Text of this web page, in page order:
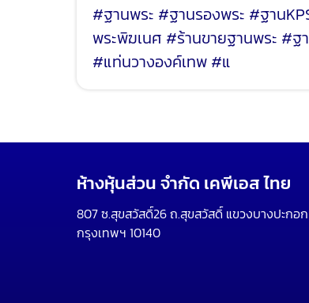
#ฐานพระ #ฐานรองพระ #ฐาน
พระพิฆเนศ #ร้านขายฐานพระ #
#แท่นวางองค์เทพ #แ
ห้างหุ้นส่วน จำกัด เคพีเอส ไทย
807 ซ.สุขสวัสดิ์26 ถ.สุขสวัสดิ์ แขวงบางปะกอ
กรุงเทพฯ 10140